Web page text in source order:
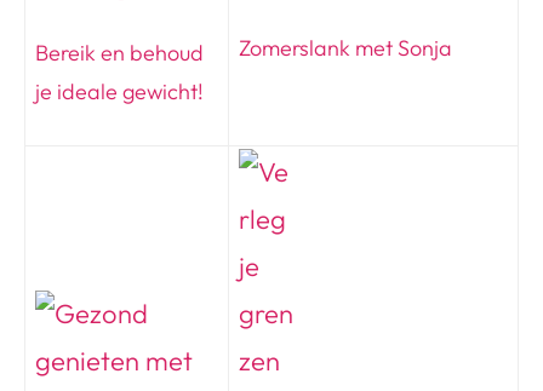
Bereik en behoud
je ideale gewicht!
Zomerslank met Sonja